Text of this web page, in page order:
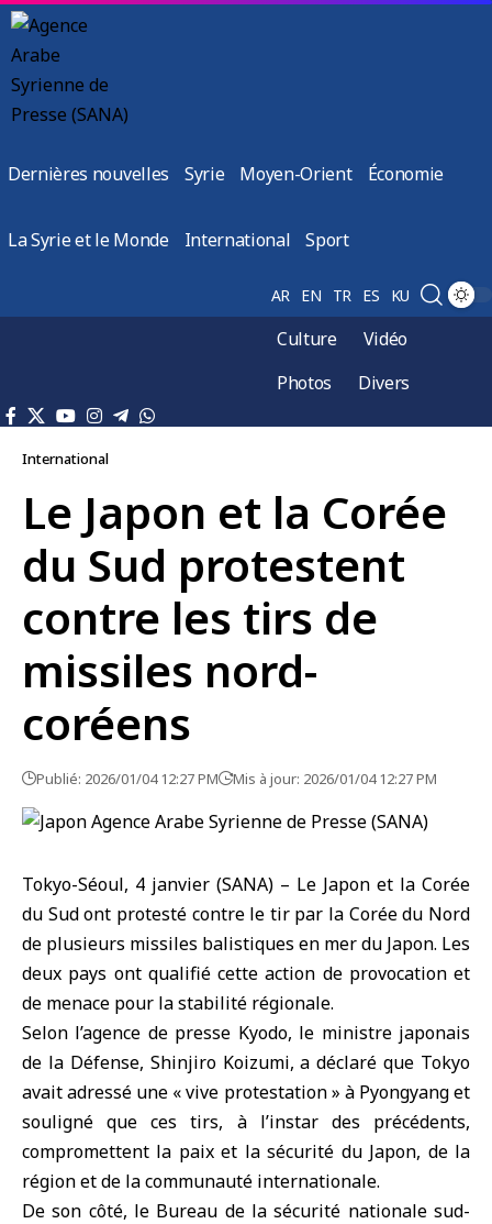
Dernières nouvelles Syrie Moyen-Orient Économie
La Syrie et le Monde International Sport
AR EN TR ES KU
Culture
Vidéo
Photos
Divers
International
Le Japon et la Corée
du Sud protestent
contre les tirs de
missiles nord-
coréens
Publié: 2026/01/04 12:27 PM Mis à jour: 2026/01/04 12:27 PM
Tokyo-Séoul, 4 janvier (SANA) – Le Japon et la Corée
du Sud ont protesté contre le tir par la Corée du Nord
de plusieurs missiles balistiques en mer du Japon. Les
deux pays ont qualifié cette action de provocation et
de menace pour la stabilité régionale.
Selon l’agence de presse Kyodo, le ministre japonais
de la Défense, Shinjiro Koizumi, a déclaré que Tokyo
avait adressé une « vive protestation » à Pyongyang et
souligné que ces tirs, à l’instar des précédents,
compromettent la paix et la sécurité du Japon, de la
région et de la communauté internationale.
De son côté, le Bureau de la sécurité nationale sud-